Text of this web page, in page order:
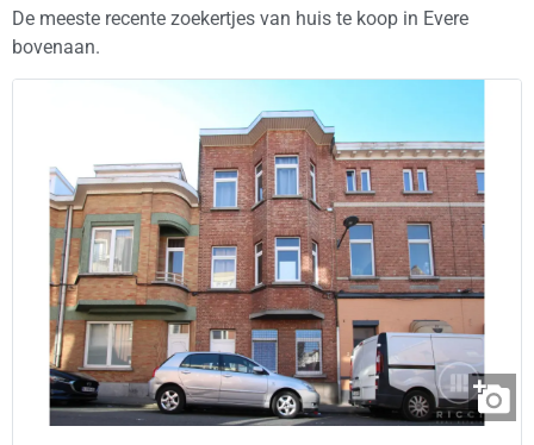
De meeste recente zoekertjes van huis te koop in Evere
bovenaan.